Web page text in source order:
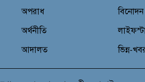
অপরাধ
অর্থনীতি
আদালত
বিনোদন
ভিন্ন-